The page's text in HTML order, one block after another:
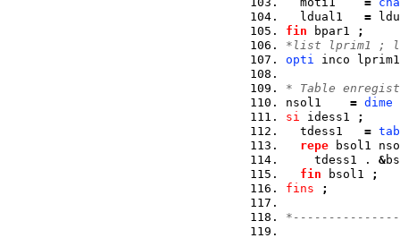
  ldual1
=
fin bpar1
;
*list lprim1 ;
opti inco
* Table
nsol1 = dime
si idess1
;
  tdess1
=
repe bsol1
    tdess1 .
&
fin bsol1
;
fins
;